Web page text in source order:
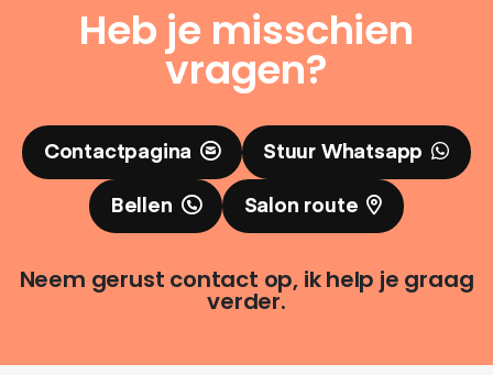
Heb je misschien
vragen?
Contactpagina
Stuur Whatsapp
Bellen
Salon route
Neem gerust contact op, ik help je graag
verder.